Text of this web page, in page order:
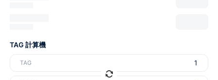
TAG 計算機
TAG